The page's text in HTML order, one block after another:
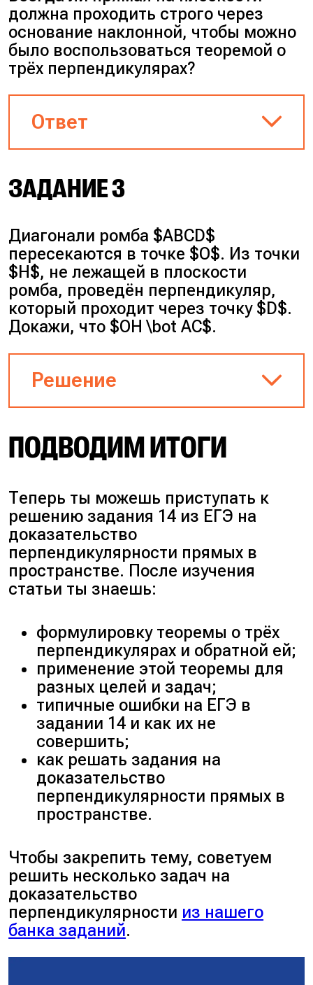
должна проходить строго через
основание наклонной, чтобы можно
было воспользоваться теоремой о
трёх перпендикулярах?
Ответ
доказательстве теоремы
прямая в плоскости должна
наклонной. Однако при
решении задач для
скрещивающихся прямых мы
можем выполнить
параллельный перенос прямой
на плоскости так, чтобы она
решении задач это
необязательное условие.
ЗАДАНИЕ 3
Диагонали ромба $ABCD$
пересекаются в точке $O$. Из точки
$H$, не лежащей в плоскости
ромба, проведён перпендикуляр,
который проходит через точку $D$.
Докажи, что $OH \bot AC$.
Решение
Построим рисунок к
заданию. $ABCD$ — ромб,
ABCD$.
Рисунок к заданию 3
$HD$ — перпендикуляр к
плоскости ромба, $OH$ —
проекция наклонной $OH$
на плоскость $ABCD$.
По свойству ромба его
диагонали
перпендикулярны: $AC \bot
BD$ или $AC \bot OD$.
Получили, что прямая $AC$
перпендикулярна проекции
$OD$. Отсюда по теореме о
трёх перпендикулярах
прямая $AC$
перпендикулярна
AC$. Что и требовалось
доказать.
ПОДВОДИМ ИТОГИ
Теперь ты можешь приступать к
решению задания 14 из ЕГЭ на
доказательство
перпендикулярности прямых в
пространстве. После изучения
статьи ты знаешь:
формулировку теоремы о трёх
перпендикулярах и обратной ей;
применение этой теоремы для
разных целей и задач;
типичные ошибки на ЕГЭ в
задании 14 и как их не
совершить;
как решать задания на
доказательство
перпендикулярности прямых в
пространстве.
Чтобы закрепить тему, советуем
решить несколько задач на
доказательство
перпендикулярности из нашего
банка заданий.